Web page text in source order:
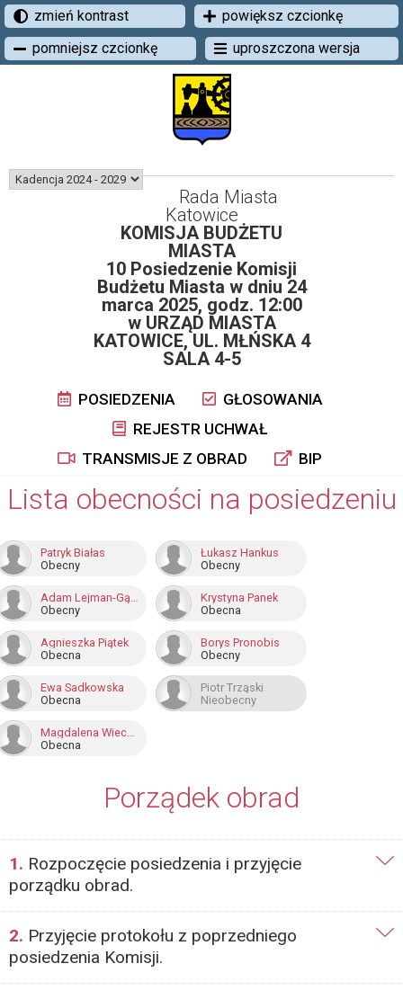
zmień kontrast
powiększ czcionkę
pomniejsz czcionkę
uproszczona wersja
Rada Miasta
Katowice
KOMISJA BUDŻETU
MIASTA
10 Posiedzenie Komisji
Budżetu Miasta w dniu 24
marca 2025, godz. 12:00
w URZĄD MIASTA
KATOWICE, UL. MŁŃSKA 4
SALA 4-5
POSIEDZENIA
GŁOSOWANIA
REJESTR UCHWAŁ
TRANSMISJE Z OBRAD
BIP
Lista obecności na posiedzeniu
Patryk Białas
Obecny
Łukasz Hankus
Obecny
Adam Lejman-Gąska
Obecny
Krystyna Panek
Obecna
Agnieszka Piątek
Obecna
Borys Pronobis
Obecny
Ewa Sadkowska
Obecna
Piotr Trząski
Nieobecny
Magdalena Wieczorek
Obecna
Porządek obrad
1. Rozpoczęcie posiedzenia i przyjęcie
porządku obrad.
2. Przyjęcie protokołu z poprzedniego
posiedzenia Komisji.